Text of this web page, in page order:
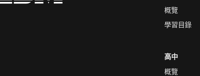
概覽
學習目錄
高中
概覽